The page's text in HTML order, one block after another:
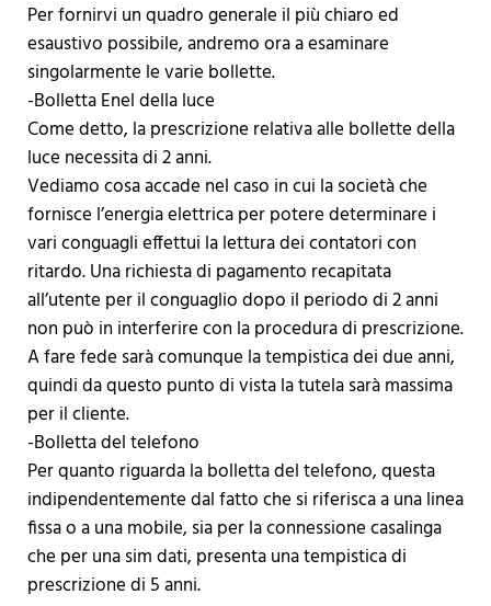
Per fornirvi un quadro generale il più chiaro ed
esaustivo possibile, andremo ora a esaminare
singolarmente le varie bollette.
-Bolletta Enel della luce
Come detto, la prescrizione relativa alle bollette della
luce necessita di 2 anni.
Vediamo cosa accade nel caso in cui la società che
fornisce l’energia elettrica per potere determinare i
vari conguagli effettui la lettura dei contatori con
ritardo. Una richiesta di pagamento recapitata
all’utente per il conguaglio dopo il periodo di 2 anni
non può in interferire con la procedura di prescrizione.
A fare fede sarà comunque la tempistica dei due anni,
quindi da questo punto di vista la tutela sarà massima
per il cliente.
-Bolletta del telefono
Per quanto riguarda la bolletta del telefono, questa
indipendentemente dal fatto che si riferisca a una linea
fissa o a una mobile, sia per la connessione casalinga
che per una sim dati, presenta una tempistica di
prescrizione di 5 anni.